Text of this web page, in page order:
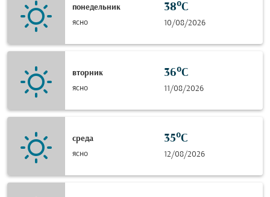
понедельник
ясно
38°C
10/08/2026
вторник
ясно
36°C
11/08/2026
среда
ясно
35°C
12/08/2026